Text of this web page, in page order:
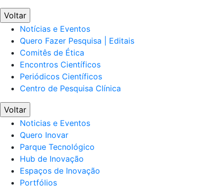
Voltar
Notícias e Eventos
Quero Fazer Pesquisa | Editais
Comitês de Ética
Encontros Científicos
Periódicos Científicos
Centro de Pesquisa Clínica
Voltar
Noticias e Eventos
Quero Inovar
Parque Tecnológico
Hub de Inovação
Espaços de Inovação
Portfólios